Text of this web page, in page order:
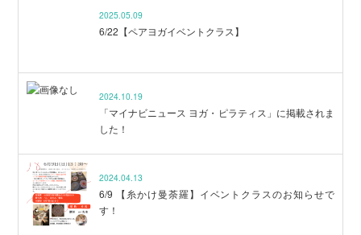
2025.05.09
6/22【ペアヨガイベントクラス】
2024.10.19
「マイナビニュース ヨガ・ピラティス」に掲載されま
した！
2024.04.13
6/9 【糸かけ曼荼羅】イベントクラスのお知らせで
す！